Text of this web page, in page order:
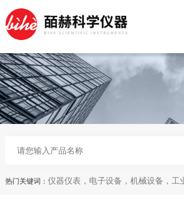
热门关键词： 仪器仪表，电子设备，机械设备，工业自动化设备，五金产